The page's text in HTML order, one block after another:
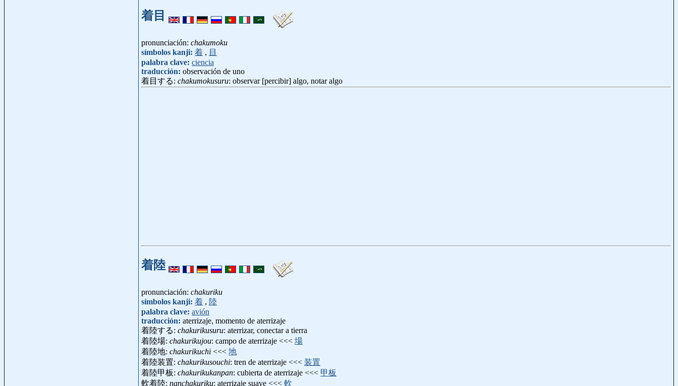
着目
pronunciación: chakumoku
símbolos kanji: 着 , 目
palabra clave: ciencia
traducción: observación de uno
着目する: chakumokusuru: observar [percibir] algo, notar algo
着陸
pronunciación: chakuriku
símbolos kanji: 着 , 陸
palabra clave: avión
traducción: aterrizaje, momento de aterrizaje
着陸する: chakurikusuru: aterrizar, conectar a tierra
着陸場: chakurikujou: campo de aterrizaje <<< 場
着陸地: chakurikuchi <<< 地
着陸装置: chakurikusouchi: tren de aterrizaje <<< 装置
着陸甲板: chakurikukanpan: cubierta de aterrizaje <<< 甲板
軟着陸: nanchakuriku: aterrizaje suave <<< 軟